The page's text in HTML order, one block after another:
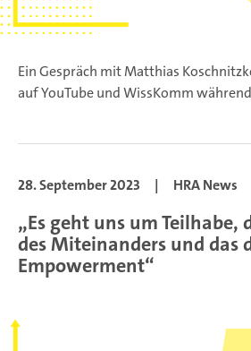
Ein Gespräch mit Matthias
auf YouTube und WissKomm
28. September 2023 | HRA News
„Es geht uns um Teilhabe,
des Miteinanders und das
Empowerment“